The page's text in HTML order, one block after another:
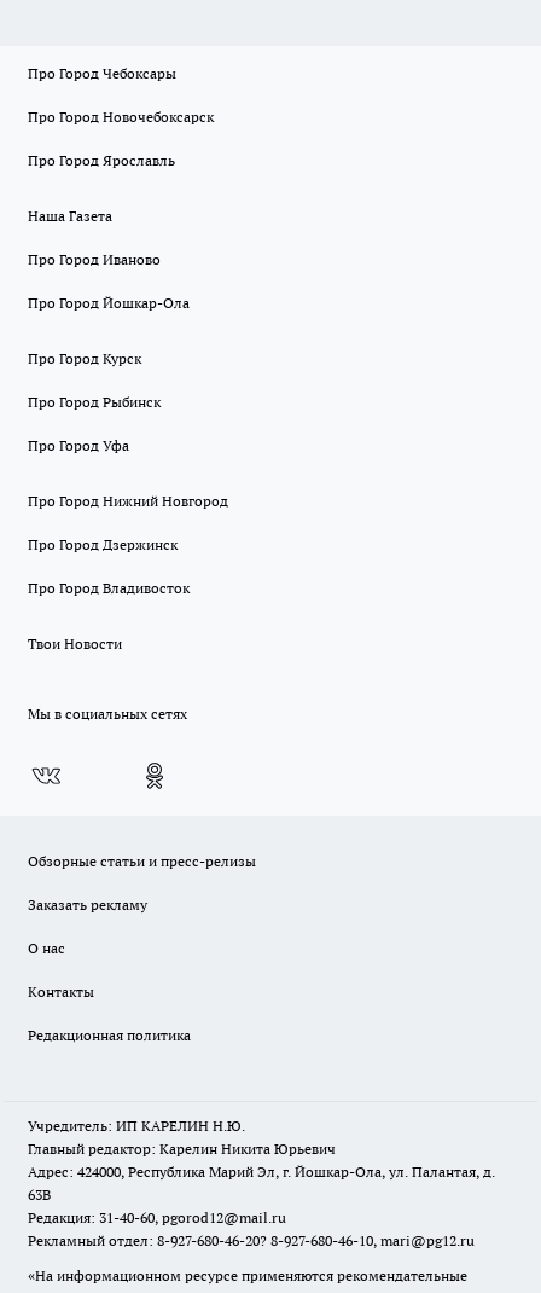
Про Город Чебоксары
Про Город Новочебоксарск
Про Город Ярославль
Наша Газета
Про Город Иваново
Про Город Йошкар-Ола
Про Город Курск
Про Город Рыбинск
Про Город Уфа
Про Город Нижний Новгород
Про Город Дзержинск
Про Город Владивосток
Твои Новости
Мы в социальных сетях
Обзорные статьи и пресс-релизы
Заказать рекламу
О нас
Контакты
Редакционная политика
Учредитель: ИП КАРЕЛИН Н.Ю.
Главный редактор: Карелин Никита Юрьевич
Адрес: 424000, Республика Марий Эл, г. Йошкар-Ола, ул. Палантая, д.
63В
Редакция: 31-40-60, pgorod12@mail.ru
Рекламный отдел: 8-927-680-46-20? 8-927-680-46-10, mari@pg12.ru
«На информационном ресурсе применяются рекомендательные